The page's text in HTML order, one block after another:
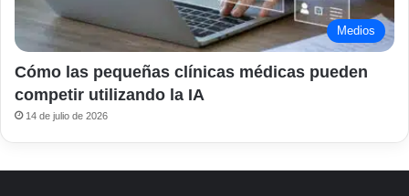
Medios
Cómo las pequeñas clínicas médicas pueden
competir utilizando la IA
14 de julio de 2026